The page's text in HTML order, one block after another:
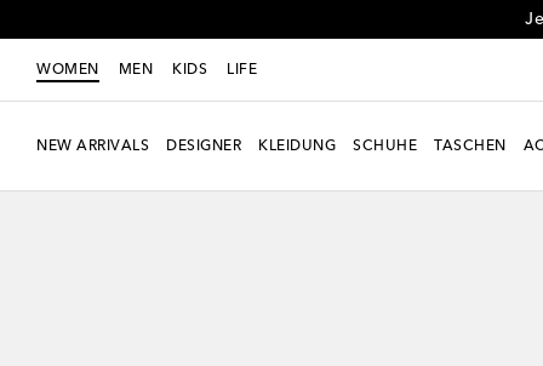
WOMEN MEN KIDS LIFE
NEW ARRIVALS DESIGNER KLEIDUNG SCHUHE TASCHEN